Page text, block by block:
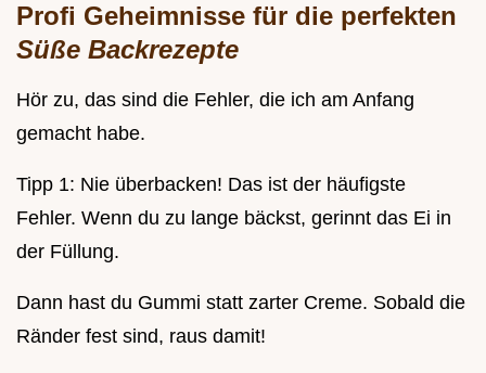
Profi Geheimnisse für die perfekten
Süße Backrezepte
Hör zu, das sind die Fehler, die ich am Anfang
gemacht habe.
Tipp 1: Nie überbacken! Das ist der häufigste
Fehler. Wenn du zu lange bäckst, gerinnt das Ei in
der Füllung.
Dann hast du Gummi statt zarter Creme. Sobald die
Ränder fest sind, raus damit!